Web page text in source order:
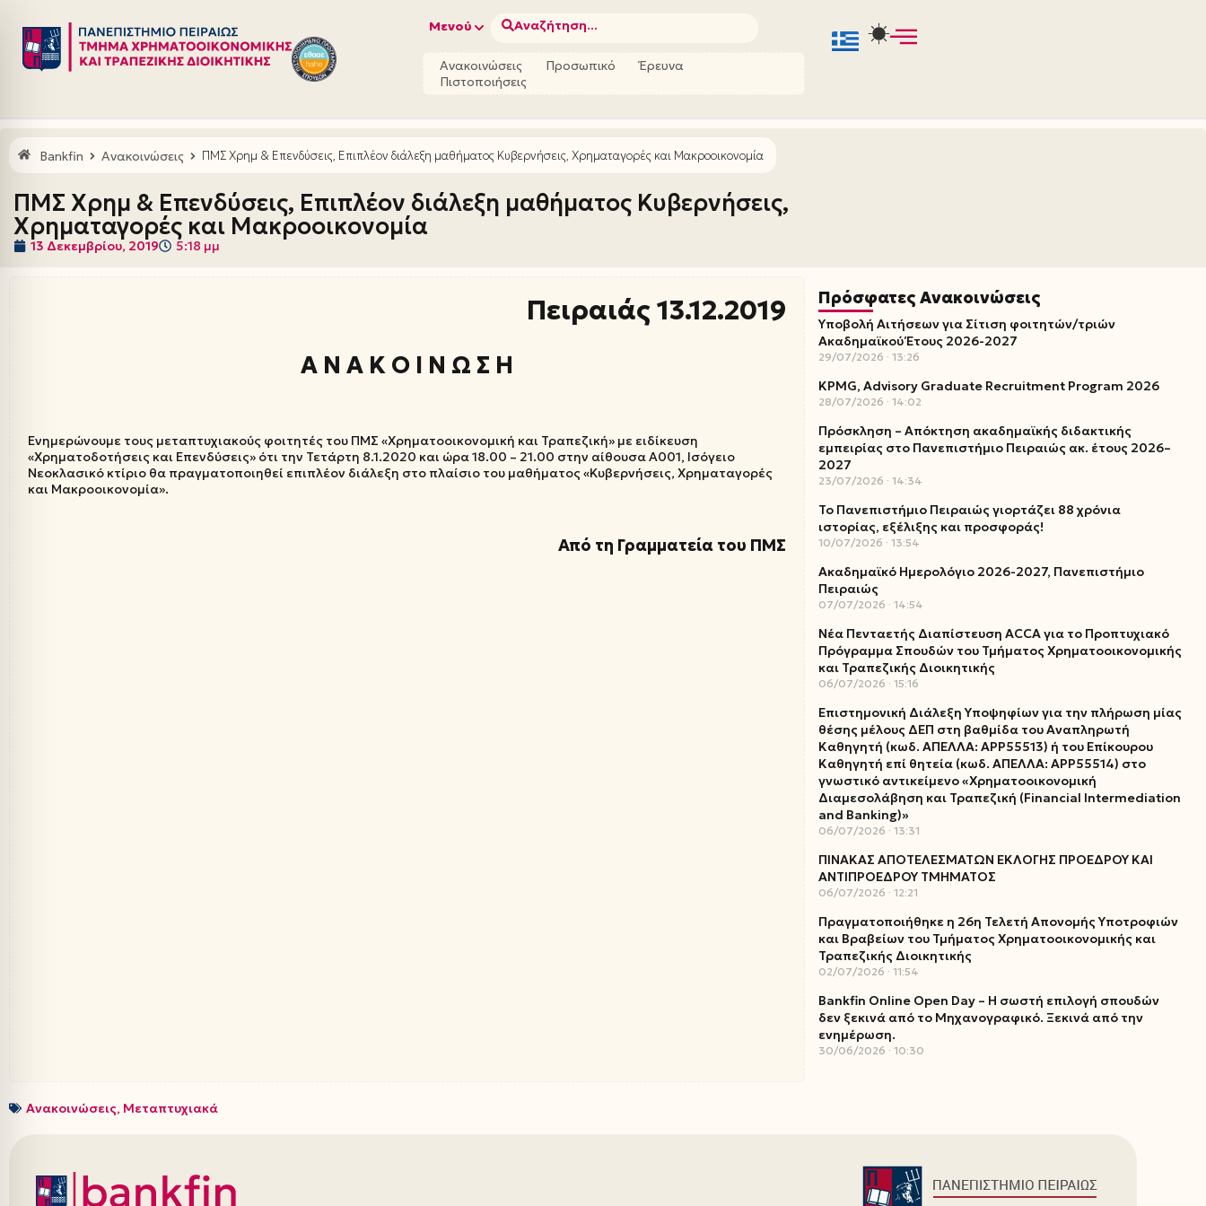
Μεταπηδήστε
στο
Μενού Αναζήτηση...
Ανακοινώσεις Προσωπικό
Έρευνα
Πιστοποιήσεις
Bankfin Ανακοινώσεις ΠΜΣ Χρημ & Επενδύσεις, Επιπλέον διάλεξη μαθήματος Κυβερνήσεις, Χρηματαγορές και Μακροοικονομία
ΠΜΣ Χρημ & Επενδύσεις, Επιπλέον διάλεξη μαθήματος Κυβερνήσεις,
Χρηματαγορές και Μακροοικονομία
13 Δεκεμβρίου, 2019 5:18 μμ
Πειραιάς 13.12.2019
Α Ν Α Κ Ο Ι Ν Ω Σ Η
Ενημερώνουμε τους μεταπτυχιακούς φοιτητές του ΠΜΣ «Χρηματοοικονομική και Τραπεζική» με ειδίκευση
«Χρηματοδοτήσεις και Επενδύσεις» ότι την Τετάρτη 8.1.2020 και ώρα 18.00 – 21.00 στην αίθουσα Α001, Ισόγειο
Νεοκλασικό κτίριο θα πραγματοποιηθεί επιπλέον διάλεξη στο πλαίσιο του μαθήματος «Κυβερνήσεις, Χρηματαγορές
και Μακροοικονομία».
Από τη Γραμματεία του ΠΜΣ
Πρόσφατες Ανακοινώσεις
Υποβολή Αιτήσεων για Σίτιση φοιτητών/τριών
Ακαδημαϊκού Έτους 2026-2027
29/07/2026 13:26
KPMG, Advisory Graduate Recruitment Program 2026
28/07/2026 14:02
Πρόσκληση – Απόκτηση ακαδημαϊκής διδακτικής
εμπειρίας στο Πανεπιστήμιο Πειραιώς ακ. έτους 2026–
2027
23/07/2026 14:34
Το Πανεπιστήμιο Πειραιώς γιορτάζει 88 χρόνια
ιστορίας, εξέλιξης και προσφοράς!
10/07/2026 13:54
Ακαδημαϊκό Ημερολόγιο 2026-2027, Πανεπιστήμιο
Πειραιώς
07/07/2026 14:54
Νέα Πενταετής Διαπίστευση ACCA για το Προπτυχιακό
Πρόγραμμα Σπουδών του Τμήματος Χρηματοοικονομικής
και Τραπεζικής Διοικητικής
06/07/2026 15:16
Επιστημονική Διάλεξη Υποψηφίων για την πλήρωση μίας
θέσης μέλους ΔΕΠ στη βαθμίδα του Αναπληρωτή
Καθηγητή (κωδ. ΑΠΕΛΛΑ: ΑΡΡ55513) ή του Επίκουρου
Καθηγητή επί θητεία (κωδ. ΑΠΕΛΛΑ: ΑΡΡ55514) στο
γνωστικό αντικείμενο «Χρηματοοικονομική
Διαμεσολάβηση και Τραπεζική (Financial Intermediation
and Banking)»
06/07/2026 13:31
ΠΙΝΑΚΑΣ ΑΠΟΤΕΛΕΣΜΑΤΩΝ ΕΚΛΟΓΗΣ ΠΡΟΕΔΡΟΥ ΚΑΙ
ΑΝΤΙΠΡΟΕΔΡΟΥ ΤΜΗΜΑΤΟΣ
06/07/2026 12:21
Πραγματοποιήθηκε η 26η Τελετή Απονομής Υποτροφιών
και Βραβείων του Τμήματος Χρηματοοικονομικής και
Τραπεζικής Διοικητικής
02/07/2026 11:54
Bankfin Online Open Day – Η σωστή επιλογή σπουδών
δεν ξεκινά από το Μηχανογραφικό. Ξεκινά από την
ενημέρωση.
30/06/2026 10:30
Ανακοινώσεις, Μεταπτυχιακά